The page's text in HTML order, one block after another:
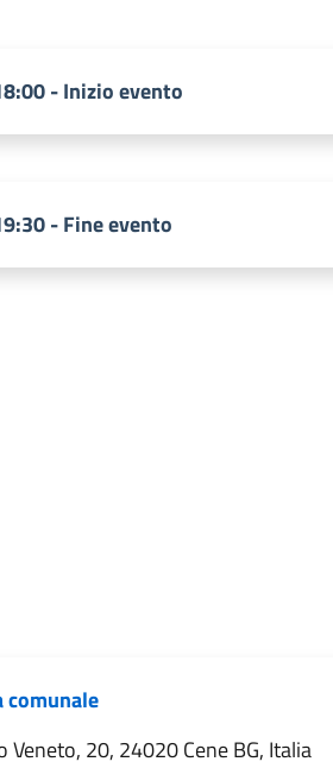
- Inizio evento
- Fine evento
comunale
Veneto, 20, 24020 Cene BG, Italia